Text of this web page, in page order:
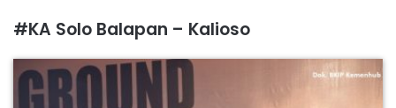
#KA Solo Balapan – Kalioso